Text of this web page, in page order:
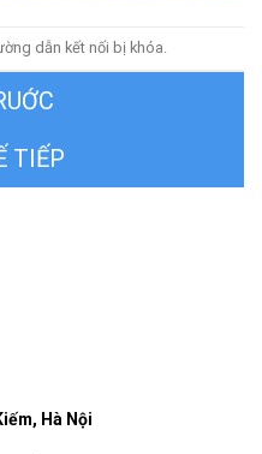
dẫn kết nối bị khóa.
Hà Nội